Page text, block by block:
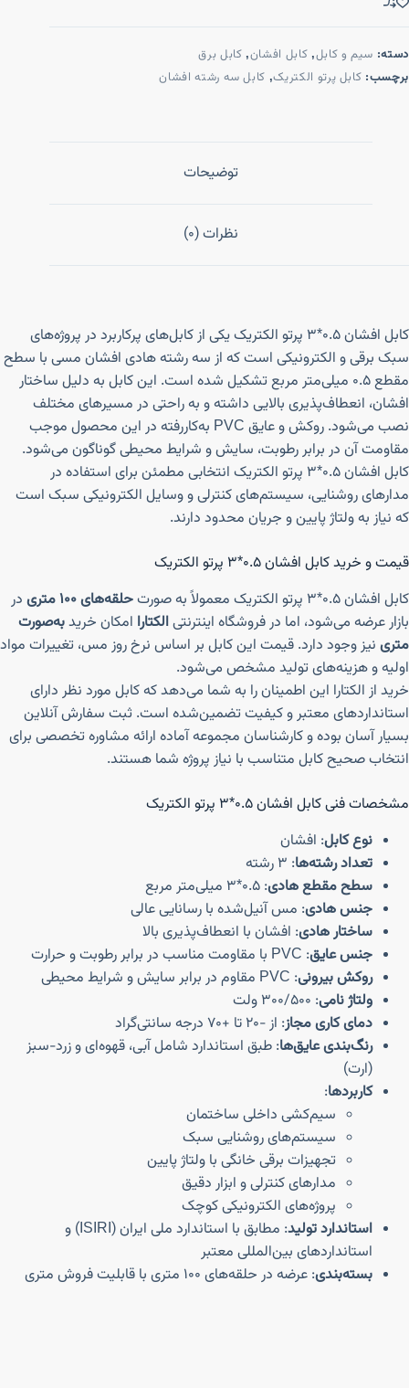
دسته: سیم و کابل, کابل افشان, کابل برق
برچسب: کابل پرتو الکتریک, کابل سه رشته افشان
توضیحات
نظرات (0)
کابل افشان ۰.۵*۳ پرتو الکتریک یکی از کابل‌های پرکاربرد در پروژه‌های
سبک برقی و الکترونیکی است که از سه رشته هادی افشان مسی با سطح
مقطع ۰.۵ میلی‌متر مربع تشکیل شده است. این کابل به دلیل ساختار
افشان، انعطاف‌پذیری بالایی داشته و به راحتی در مسیرهای مختلف
نصب می‌شود. روکش و عایق PVC به‌کاررفته در این محصول موجب
مقاومت آن در برابر رطوبت، سایش و شرایط محیطی گوناگون می‌شود.
کابل افشان ۰.۵*۳ پرتو الکتریک انتخابی مطمئن برای استفاده در
مدارهای روشنایی، سیستم‌های کنترلی و وسایل الکترونیکی سبک است
که نیاز به ولتاژ پایین و جریان محدود دارند.
قیمت و خرید کابل افشان ۰.۵*۳ پرتو الکتریک
کابل افشان ۰.۵*۳ پرتو الکتریک معمولاً به صورت
حلقه‌های ۱۰۰ متری
در
بازار عرضه می‌شود، اما در فروشگاه اینترنتیالکتارا امکان خریدبه‌صورت
متری نیز وجود دارد. قیمت این کابل بر اساس نرخ روز مس، تغییرات مواد
اولیه و هزینه‌های تولید مشخص می‌شود.
خرید از الکتارا این اطمینان را به شما می‌دهد که کابل مورد نظر دارای
استانداردهای معتبر و کیفیت تضمین‌شده است. ثبت سفارش آنلاین
بسیار آسان بوده و کارشناسان مجموعه آماده ارائه مشاوره تخصصی برای
انتخاب صحیح کابل متناسب با نیاز پروژه شما هستند.
مشخصات فنی کابل افشان ۰.۵*۳ پرتو الکتریک
نوع کابل: افشان
تعداد رشته‌ها: ۳ رشته
سطح مقطع هادی: ۰.۵*۳ میلی‌متر مربع
جنس هادی: مس آنیل‌شده با رسانایی عالی
ساختار هادی: افشان با انعطاف‌پذیری بالا
جنس عایق: PVC با مقاومت مناسب در برابر رطوبت و حرارت
روکش بیرونی: PVC مقاوم در برابر سایش و شرایط محیطی
ولتاژ نامی: ۳۰۰/۵۰۰ ولت
دمای کاری مجاز: از -۲۰ تا +۷۰ درجه سانتی‌گراد
رنگ‌بندی عایق‌ها: طبق استاندارد شامل آبی، قهوه‌ای و زرد-سبز
(ارت)
کاربردها:
سیم‌کشی داخلی ساختمان
سیستم‌های روشنایی سبک
تجهیزات برقی خانگی با ولتاژ پایین
مدارهای کنترلی و ابزار دقیق
پروژه‌های الکترونیکی کوچک
استاندارد تولید
: مطابق با استاندارد ملی ایران (ISIRI) و
استانداردهای بین‌المللی معتبر
بسته‌بندی: عرضه در حلقه‌های ۱۰۰ متری با قابلیت فروش متری